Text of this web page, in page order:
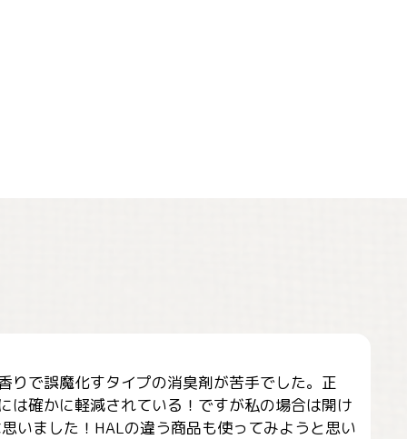
りで誤魔化すタイプの消臭剤が苦手でした。正
は確かに軽減されている！ですが私の場合は開け
いました！HALの違う商品も使ってみようと思い